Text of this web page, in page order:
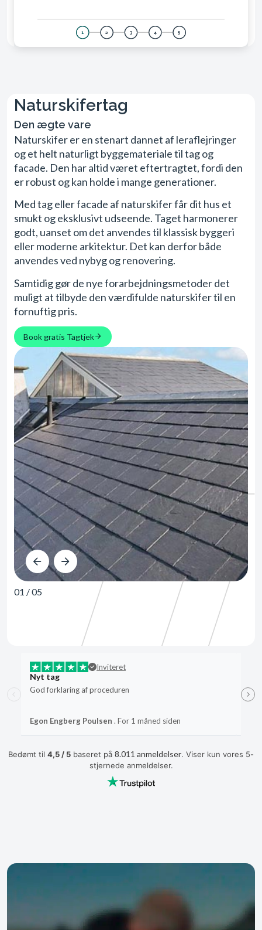
1 2 3 4 5
Naturskifertag
Den ægte vare
Naturskifer er en stenart dannet af leraflejringer
og et helt naturligt byggemateriale til tag og
facade. Den har altid været eftertragtet, fordi den
er robust og kan holde i mange generationer.
Med tag eller facade af naturskifer får dit hus et
smukt og eksklusivt udseende. Taget harmonerer
godt, uanset om det anvendes til klassisk byggeri
eller moderne arkitektur. Det kan derfor både
anvendes ved nybyg og renovering.
Samtidig gør de nye forarbejdningsmetoder det
muligt at tilbyde den værdifulde naturskifer til en
fornuftig pris.
Book gratis Tagtjek
01 /05
Inviteret
Nyt tag
God forklaring af proceduren
Egon Engberg Poulsen . For 1 måned siden
Bedømt til 4,5 / 5 baseret på 8.011 anmeldelser. Viser kun vores 5-
stjernede anmeldelser.